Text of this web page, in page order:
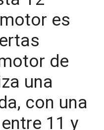
es
de
una
con una
11 y